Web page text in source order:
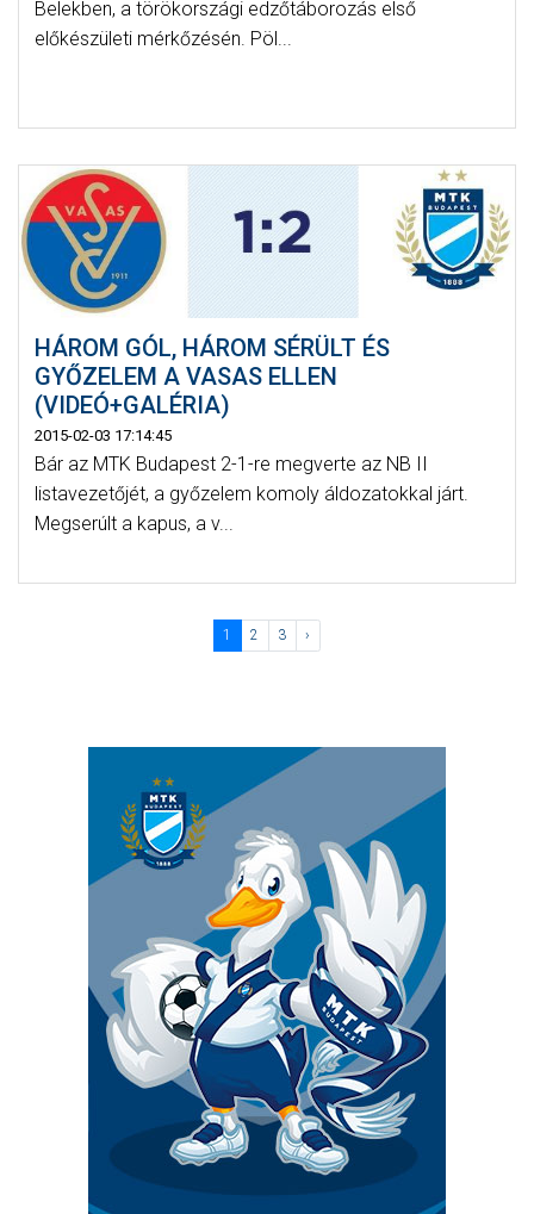
Belekben, a törökországi edzőtáborozás első
előkészületi mérkőzésén. Pöl...
HÁROM GÓL, HÁROM SÉRÜLT ÉS
GYŐZELEM A VASAS ELLEN
(VIDEÓ+GALÉRIA)
2015-02-03 17:14:45
Bár az MTK Budapest 2-1-re megverte az NB II
listavezetőjét, a győzelem komoly áldozatokkal járt.
Megserúlt a kapus, a v...
1 2 3 ›